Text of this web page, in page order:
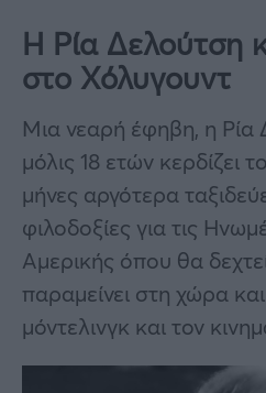
Η Ρία Δελούτση
στο Χόλυγουντ
Μια νεαρή έφηβη, η Ρία
μόλις 18 ετών κερδίζει
μήνες αργότερα
φιλοδοξίες για τις
Αμερικής όπου θα
παραμείνει στη χώρα
μόντελινγκ και τον